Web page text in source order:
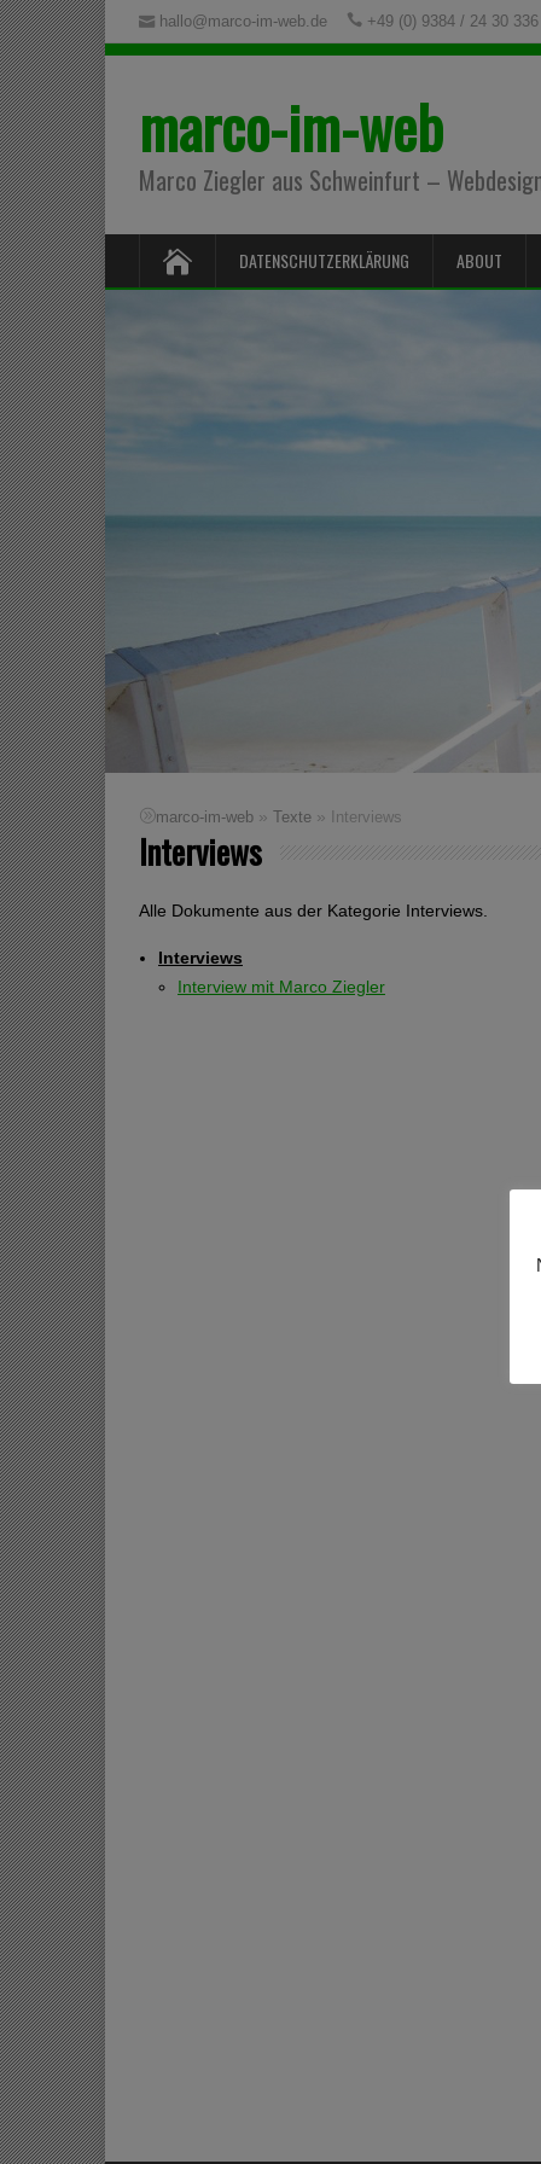
hallo@marco-im-web.de +49 (0) 9384 / 24 30 336
marco-im-web
Marco Ziegler aus Schweinfurt –
DATENSCHUTZERKLÄRUNG ABOUT
marco-im-web » Texte » Interviews
Interviews
Alle Dokumente aus der Kategorie Interviews.
Interviews
Interview mit Marco Ziegler